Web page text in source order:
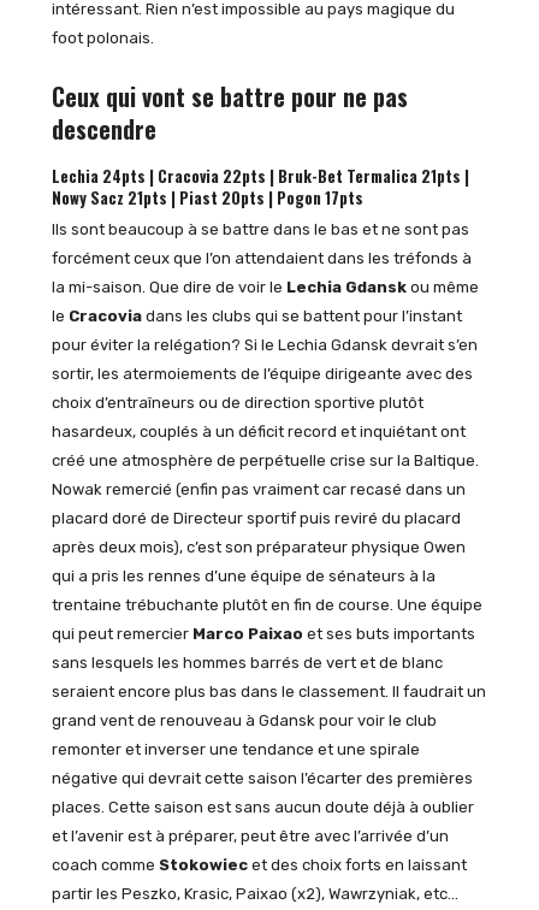
intéressant. Rien n’est impossible au pays magique du
foot polonais.
Ceux qui vont se battre pour ne pas
descendre
Lechia 24pts | Cracovia 22pts | Bruk-Bet Termalica 21pts |
Nowy Sacz 21pts | Piast 20pts | Pogon 17pts
Ils sont beaucoup à se battre dans le bas et ne sont pas
forcément ceux que l’on attendaient dans les tréfonds à
la mi-saison. Que dire de voir le Lechia Gdanskou même
le Cracoviadans les clubs qui se battent pour l’instant
pour éviter la relégation? Si le Lechia Gdansk devrait s’en
sortir, les atermoiements de l’équipe dirigeante avec des
choix d’entraîneurs ou de direction sportive plutôt
hasardeux, couplés à un déficit record et inquiétant ont
créé une atmosphère de perpétuelle crise sur la Baltique.
Nowak remercié (enfin pas vraiment car recasé dans un
placard doré de Directeur sportif puis reviré du placard
après deux mois), c’est son préparateur physique Owen
qui a pris les rennes d’une équipe de sénateurs à la
trentaine trébuchante plutôt en fin de course. Une équipe
qui peut remercier Marco Paixao et ses buts importants
sans lesquels les hommes barrés de vert et de blanc
seraient encore plus bas dans le classement. Il faudrait un
grand vent de renouveau à Gdansk pour voir le club
remonter et inverser une tendance et une spirale
négative qui devrait cette saison l’écarter des premières
places. Cette saison est sans aucun doute déjà à oublier
et l’avenir est à préparer, peut être avec l’arrivée d’un
coach comme Stokowiecet des choix forts en laissant
partir les Peszko, Krasic, Paixao (x2), Wawrzyniak, etc…